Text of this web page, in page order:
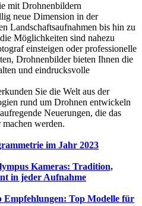
mit Drohnenbildern
neue Dimension in der
Landschaftsaufnahmen bis hin zu
Möglichkeiten sind nahezu
einsteigen oder professionelle
Drohnenbilder bieten Ihnen die
und eindrucksvolle
Sie die Welt aus der
rund um Drohnen entwickeln
Neuerungen, die das
werden.
im Jahr 2023
Kameras: Tradition,
in jeder Aufnahme
Top Modelle für